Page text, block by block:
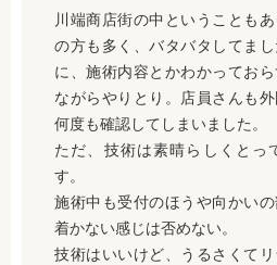
川端商店街の中ということも
の方も多く、バタバタしてま
に、施術内容とかわかってお
ながらやりとり。店員さんも
何度も確認してしまいました。
ただ、技術は素晴らしくとっ
す。
施術中も受付のほうや向かい
着かない感じは否めない。
技術はいいけど、うるさくて